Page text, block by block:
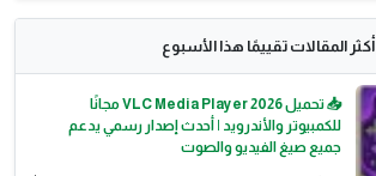
أكثر المقالات تقييمًا هذا الأسبوع
📥 تحميل VLC Media Player 2026 مجانًا
للكمبيوتر والأندرويد | أحدث إصدار رسمي يدعم
جميع صيغ الفيديو والصوت